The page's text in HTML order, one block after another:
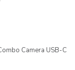
Camera USB-C